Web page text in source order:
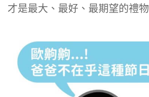
才是最大、最好、最期望的禮物